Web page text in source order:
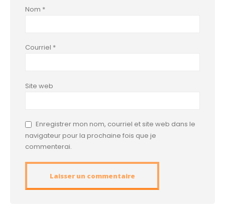
Nom *
Courriel *
Site web
Enregistrer mon nom, courriel et site web dans le
navigateur pour la prochaine fois que je
commenterai.